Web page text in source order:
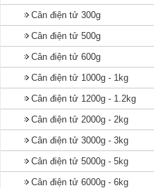
Cân điện tử 300g
Cân điện tử 500g
Cân điện tử 600g
Cân điện tử 1000g - 1kg
Cân điện tử 1200g - 1.2kg
Cân điện tử 2000g - 2kg
Cân điện tử 3000g - 3kg
Cân điện tử 5000g - 5kg
Cân điện tử 6000g - 6kg